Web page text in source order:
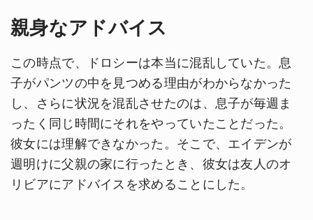
親身なアドバイス
この時点で、ドロシーは本当に混乱していた。息
子がパンツの中を見つめる理由がわからなかった
し、さらに状況を混乱させたのは、息子が毎週ま
ったく同じ時間にそれをやっていたことだった。
彼女には理解できなかった。そこで、エイデンが
週明けに父親の家に行ったとき、彼女は友人のオ
リビアにアドバイスを求めることにした。